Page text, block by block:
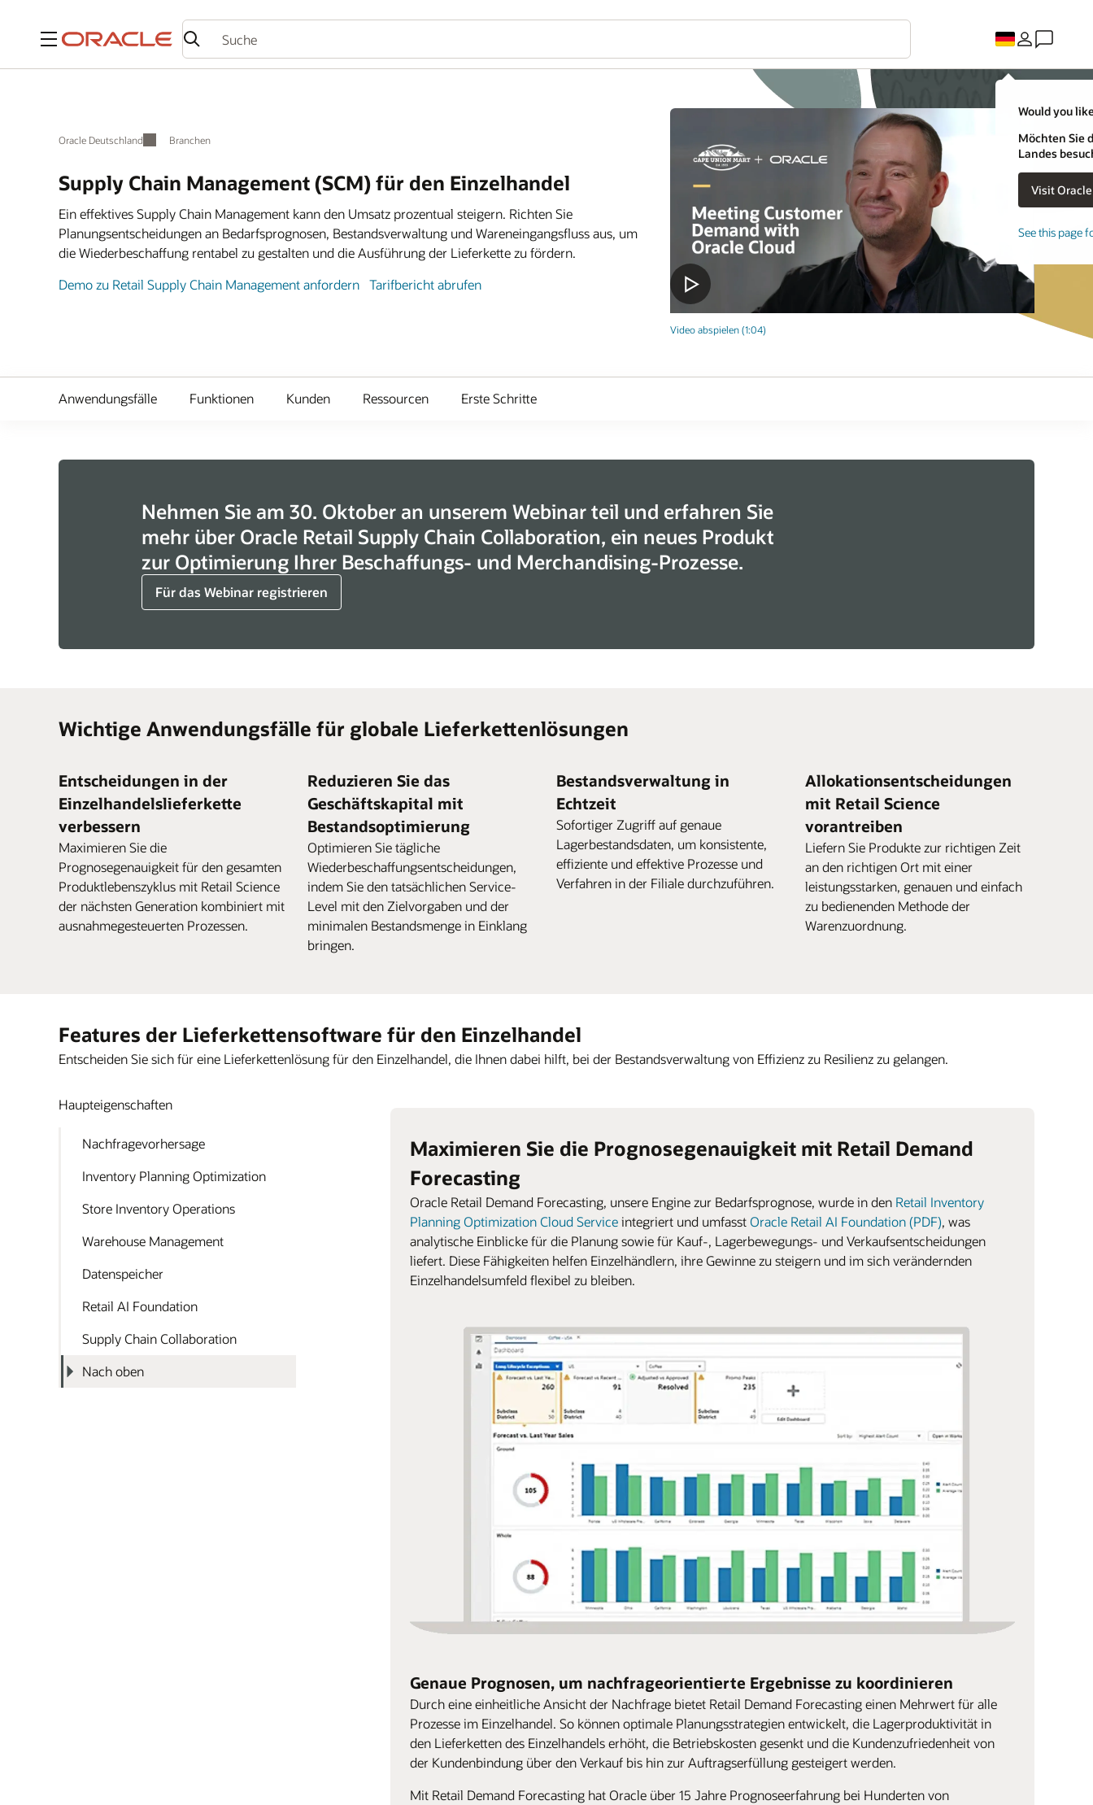
Menü
Would you
Möchten Sie
Landes
See this page
Oracle Deutschland Branchen
Supply Chain Management (SCM) für den Einzelhandel
Video abspielen (1:04)
Ein effektives Supply Chain Management kann den Umsatz prozentual steigern. Richten Sie
Planungsentscheidungen an Bedarfsprognosen, Bestandsverwaltung und Wareneingangsfluss aus, um
die Wiederbeschaffung rentabel zu gestalten und die Ausführung der Lieferkette zu fördern.
Demo zu Retail Supply Chain Management anfordern Tarifbericht abrufen
Anwendungsfälle Funktionen Kunden Ressourcen Erste Schritte
Nehmen Sie am 30. Oktober an unserem Webinar teil und erfahren Sie
mehr über Oracle Retail Supply Chain Collaboration, ein neues Produkt
zur Optimierung Ihrer Beschaffungs- und Merchandising-Prozesse.
Für das Webinar registrieren
Wichtige Anwendungsfälle für globale Lieferkettenlösungen
Entscheidungen in der
Einzelhandelslieferkette
verbessern
Maximieren Sie die
Prognosegenauigkeit für den gesamten
Produktlebenszyklus mit Retail Science
der nächsten Generation kombiniert mit
ausnahmegesteuerten Prozessen.
Reduzieren Sie das
Geschäftskapital mit
Bestandsoptimierung
Optimieren Sie tägliche
Wiederbeschaffungsentscheidungen,
indem Sie den tatsächlichen Service-
Level mit den Zielvorgaben und der
minimalen Bestandsmenge in Einklang
bringen.
Bestandsverwaltung in
Echtzeit
Sofortiger Zugriff auf genaue
Lagerbestandsdaten, um konsistente,
effiziente und effektive Prozesse und
Verfahren in der Filiale durchzuführen.
Allokationsentscheidungen
mit Retail Science
vorantreiben
Liefern Sie Produkte zur richtigen Zeit
an den richtigen Ort mit einer
leistungsstarken, genauen und einfach
zu bedienenden Methode der
Warenzuordnung.
Features der Lieferkettensoftware für den Einzelhandel
Entscheiden Sie sich für eine Lieferkettenlösung für den Einzelhandel, die Ihnen dabei hilft, bei der Bestandsverwaltung von Effizienz zu Resilienz zu gelangen.
Haupteigenschaften
Nachfragevorhersage
Inventory Planning Optimization
Store Inventory Operations
Warehouse Management
Daten­speicher
Retail AI Foundation
Supply Chain Collaboration
Nach oben
Maximieren Sie die Prognosegenauigkeit mit Retail Demand
Forecasting
Oracle Retail Demand Forecasting, unsere Engine zur Bedarfsprognose, wurde in den Retail Inventory
Planning Optimization Cloud Serviceintegriert und umfasstOracle Retail AI Foundation (PDF), was
analytische Einblicke für die Planung sowie für Kauf-, Lagerbewegungs- und Verkaufsentscheidungen
liefert. Diese Fähigkeiten helfen Einzelhändlern, ihre Gewinne zu steigern und im sich verändernden
Einzelhandelsumfeld flexibel zu bleiben.
Genaue Prognosen, um nachfrageorientierte Ergebnisse zu koordinieren
Durch eine einheitliche Ansicht der Nachfrage bietet Retail Demand Forecasting einen Mehrwert für alle
Prozesse im Einzelhandel. So können optimale Planungsstrategien entwickelt, die Lagerproduktivität in
den Lieferketten des Einzelhandels erhöht, die Betriebskosten gesenkt und die Kundenzufriedenheit von
der Kundenbindung über den Verkauf bis hin zur Auftragserfüllung gesteigert werden.
Mit Retail Demand Forecasting hat Oracle über 15 Jahre Prognoseerfahrung bei Hunderten von